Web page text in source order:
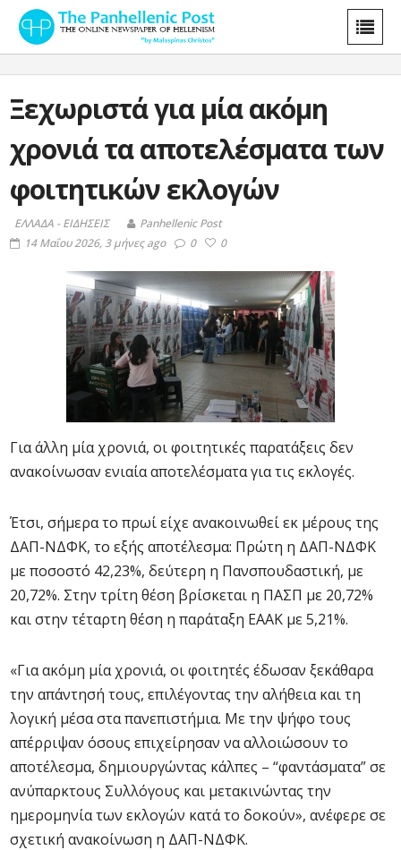
Ξεχωριστά για μία ακόμη
χρονιά τα αποτελέσματα των
φοιτητικών εκλογών
ΕΛΛΑΔΑ - ΕΙΔΗΣΕΙΣ
Panhellenic Post
14 Μαΐου 2026, 3 μήνες ago
0 0
Για άλλη μία χρονιά, οι φοιτητικές παρατάξεις δεν
ανακοίνωσαν ενιαία αποτελέσματα για τις εκλογές.
Έτσι, σήμερα το πρωί είχε ανακοινωθεί εκ μέρους της
ΔΑΠ-ΝΔΦΚ, το εξής αποτέλεσμα: Πρώτη η ΔΑΠ-ΝΔΦΚ
με ποσοστό 42,23%, δεύτερη η Πανσπουδαστική, με
20,72%. Στην τρίτη θέση βρίσκεται η ΠΑΣΠ με 20,72%
και στην τέταρτη θέση η παράταξη ΕΑΑΚ με 5,21%.
«Για ακόμη μία χρονιά, οι φοιτητές έδωσαν ξεκάθαρα
την απάντησή τους, επιλέγοντας την αλήθεια και τη
λογική μέσα στα πανεπιστήμια. Με την ψήφο τους
απέρριψαν όσους επιχείρησαν να αλλοιώσουν το
αποτέλεσμα, δημιουργώντας κάλπες – “φαντάσματα” σε
ανύπαρκτους Συλλόγους και μετακινώντας την
ημερομηνία των εκλογών κατά το δοκούν», ανέφερε σε
σχετική ανακοίνωση η ΔΑΠ-ΝΔΦΚ.